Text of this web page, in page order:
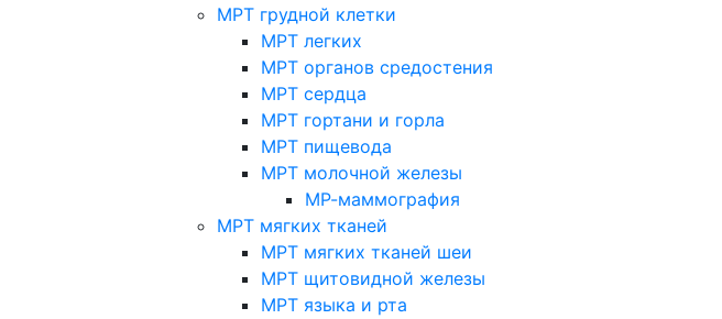
МРТ грудной клетки
МРТ легких
МРТ органов средостения
МРТ сердца
МРТ гортани и горла
МРТ пищевода
МРТ молочной железы
МР-маммография
МРТ мягких тканей
МРТ мягких тканей шеи
МРТ щитовидной железы
МРТ языка и рта